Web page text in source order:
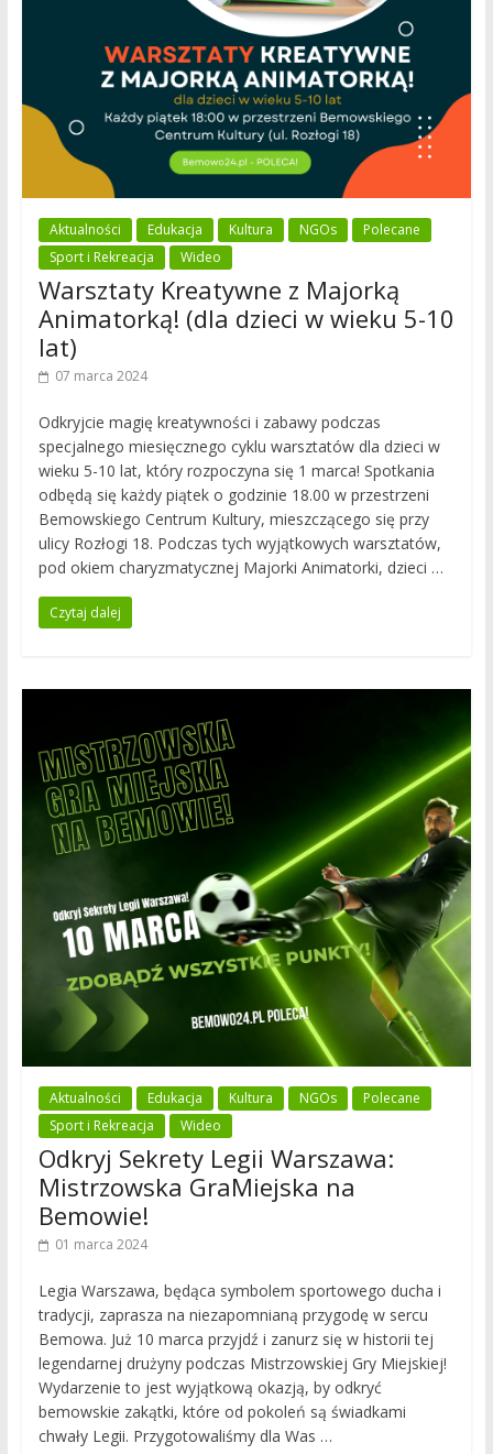
Aktualności Edukacja Kultura NGOs
Polecane
Sport i Rekreacja
Wideo
Warsztaty Kreatywne z Majorką
Animatorką! (dla dzieci w wieku 5-10
lat)
07 marca 2024
Odkryjcie magię kreatywności i zabawy podczas
specjalnego miesięcznego cyklu warsztatów dla dzieci w
wieku 5-10 lat, który rozpoczyna się 1 marca! Spotkania
odbędą się każdy piątek o godzinie 18.00 w przestrzeni
Bemowskiego Centrum Kultury, mieszczącego się przy
ulicy Rozłogi 18. Podczas tych wyjątkowych warsztatów,
pod okiem charyzmatycznej Majorki Animatorki, dzieci …
Czytaj dalej
Aktualności Edukacja Kultura NGOs
Polecane
Sport i Rekreacja
Wideo
Odkryj Sekrety Legii Warszawa:
Mistrzowska GraMiejska na
Bemowie!
01 marca 2024
Legia Warszawa, będąca symbolem sportowego ducha i
tradycji, zaprasza na niezapomnianą przygodę w sercu
Bemowa. Już 10 marca przyjdź i zanurz się w historii tej
legendarnej drużyny podczas Mistrzowskiej Gry Miejskiej!
Wydarzenie to jest wyjątkową okazją, by odkryć
bemowskie zakątki, które od pokoleń są świadkami
chwały Legii. Przygotowaliśmy dla Was …